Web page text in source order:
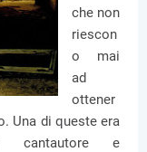
che non
riescon
o mai
ad
ottener
Una di queste era
cantautore e